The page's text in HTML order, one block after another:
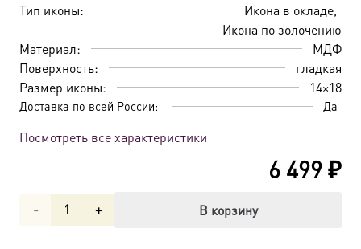
Тип иконы:
Икона в окладе
Икона по золочению
Материал:
МДФ
Поверхность:
гладкая
Размер иконы:
14×18
Доставка по всей России: Да
Посмотреть все характеристики
6 499₽
Количество
В корзину